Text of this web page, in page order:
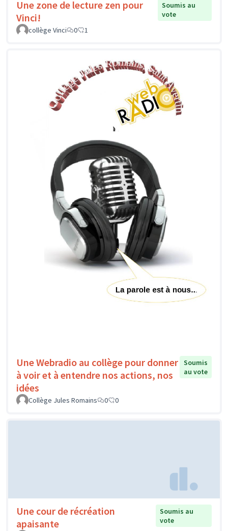
Une zone de lecture zen pour
Vinci!
Soumis au
vote
collège Vinci
0 1
Une Webradio au collège pour donner
à voir et à entendre nos actions, nos
idées
Soumis
au vote
Collège Jules Romains 0 0
Une cour de récréation
apaisante
Soumis au
vote